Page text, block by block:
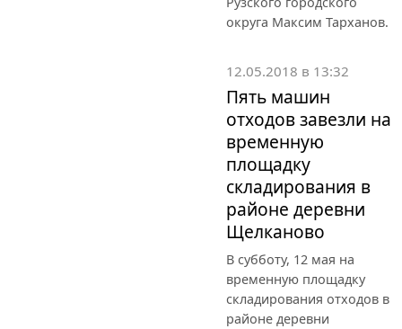
округа Максим Тарханов.
12.05.2018 в 13:32
Пять машин
отходов завезли на
временную
площадку
складирования в
районе деревни
Щелканово
В субботу, 12 мая на
временную площадку
складирования отходов в
районе деревни